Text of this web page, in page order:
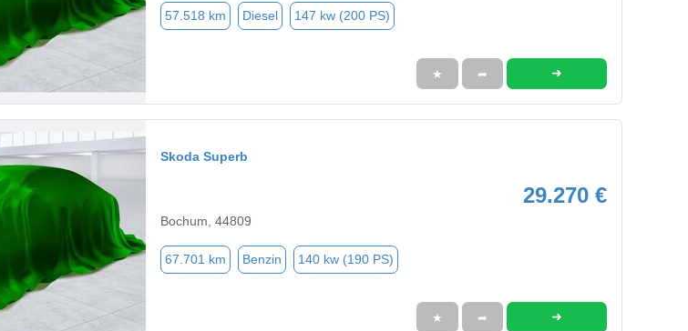
57.518 km Diesel 147 kw (200 PS)
★ ➦ ➜
Skoda Superb
29.270 €
Bochum, 44809
67.701 km Benzin 140 kw (190 PS)
★ ➦ ➜